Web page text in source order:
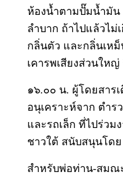
ห้องน้ำตามปั๊มน้ำมัน
ลำบาก ถ้าไปแล้วไม่
กลิ่นตัว และกลิ่นเหม็
เคารพเสียงส่วนให
๑๖.๐๐ น. ผู้โดยสาร
อนุเคราะห์จาก ตำ
และรถเล็ก ที่ไปร่ว
ชาวใต้ สนับสนุนโด
สำหรับพ่อท่าน-สมณ